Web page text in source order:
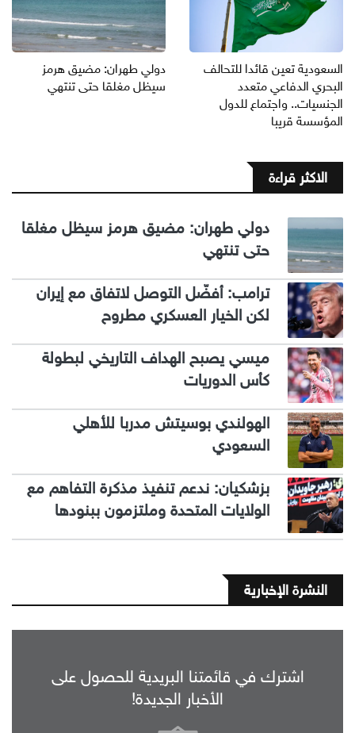
السعودية تعين قائدا للتحالف
البحري الدفاعي متعدد
الجنسيات.. واجتماع للدول
المؤسسة قريبا
دولي طهران: مضيق هرمز
سيظل مغلقا حتى تنتهي
الاكثر قراءة
دولي طهران: مضيق هرمز سيظل مغلقا
حتى تنتهي
ترامب: أفضّل التوصل لاتفاق مع إيران
لكن الخيار العسكري مطروح
ميسي يصبح الهداف التاريخي لبطولة
كأس الدوريات
الهولندي بوسيتش مدربا للأهلي
السعودي
بزشكيان: ندعم تنفيذ مذكرة التفاهم مع
الولايات المتحدة وملتزمون ببنودها
النشرة الإخبارية
اشترك في قائمتنا البريدية للحصول على
الأخبار الجديدة!